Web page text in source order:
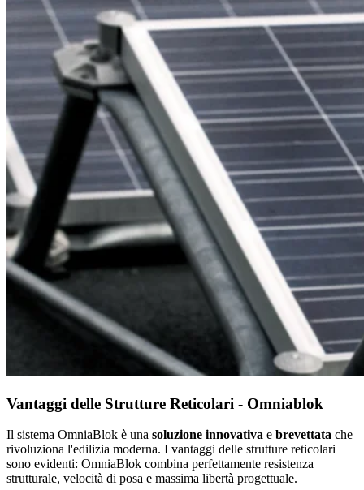
Vantaggi delle Strutture Reticolari - Omniablok
Il sistema OmniaBlok è una soluzione innovativa e brevettata che
rivoluziona l'edilizia moderna. I vantaggi delle strutture reticolari
sono evidenti: OmniaBlok combina perfettamente resistenza
strutturale, velocità di posa e massima libertà progettuale.